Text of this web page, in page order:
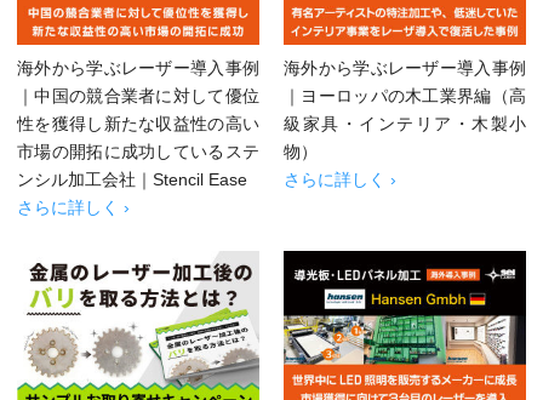
海外から学ぶレーザー導入事例
｜中国の競合業者に対して優位
性を獲得し新たな収益性の高い
市場の開拓に成功しているステ
ンシル加工会社｜Stencil Ease
さらに詳しく ›
海外から学ぶレーザー導入事例
｜ヨーロッパの木工業界編（高
級家具・インテリア・木製小
物）
さらに詳しく ›